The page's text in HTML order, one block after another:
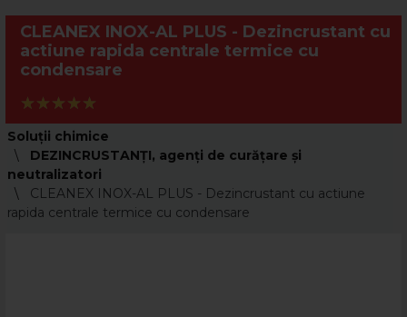
CLEANEX INOX-AL PLUS - Dezincrustant cu
actiune rapida centrale termice cu
condensare
Soluții chimice
DEZINCRUSTANŢI, agenţi de curăţare şi
neutralizatori
CLEANEX INOX-AL PLUS - Dezincrustant cu actiune
rapida centrale termice cu condensare